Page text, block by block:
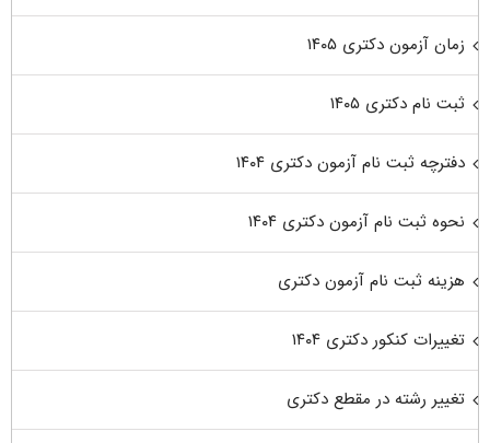
زمان آزمون دکتری ۱۴۰۵
ثبت نام دکتری ۱۴۰۵
دفترچه ثبت نام آزمون دکتری ۱۴۰۴
نحوه ثبت نام آزمون دکتری ۱۴۰۴
هزینه ثبت نام آزمون دکتری
تغییرات کنکور دکتری ۱۴۰۴
تغییر رشته در مقطع دکتری